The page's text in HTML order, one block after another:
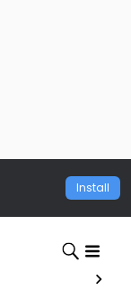
Install